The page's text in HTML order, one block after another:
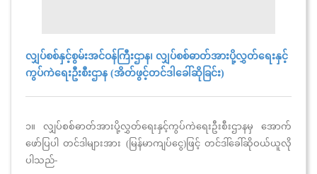
လျှပ်စစ်နှင့်စွမ်းအင်ဝန်ကြီးဌာန၊ လျှပ်စစ်ဓာတ်အားပို့လွှတ်ရေးနှင့်
ကွပ်ကဲရေးဦးစီးဌာန (အိတ်ဖွင့်တင်ဒါခေါ်ဆိုခြင်း)
၁။ လျှပ်စစ်ဓာတ်အားပို့လွှတ်ရေးနှင့်ကွပ်ကဲရေးဦးစီးဌာနမှ အောက်
ဖော်ပြပါ တင်ဒါများအား (မြန်မာကျပ်ငွေ)ဖြင့် တင်ဒါ်ခေါ်ဆိုဝယ်ယူလို
ပါသည်-